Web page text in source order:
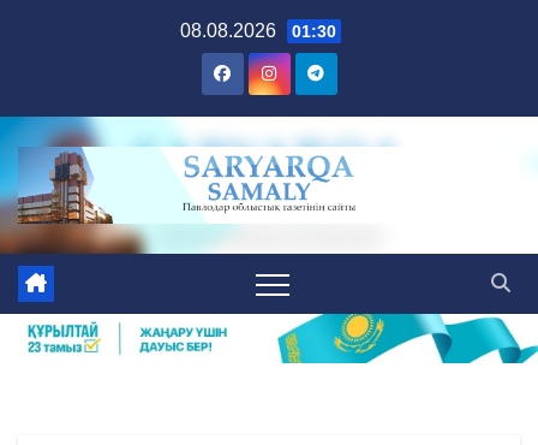
08.08.2026 01:30